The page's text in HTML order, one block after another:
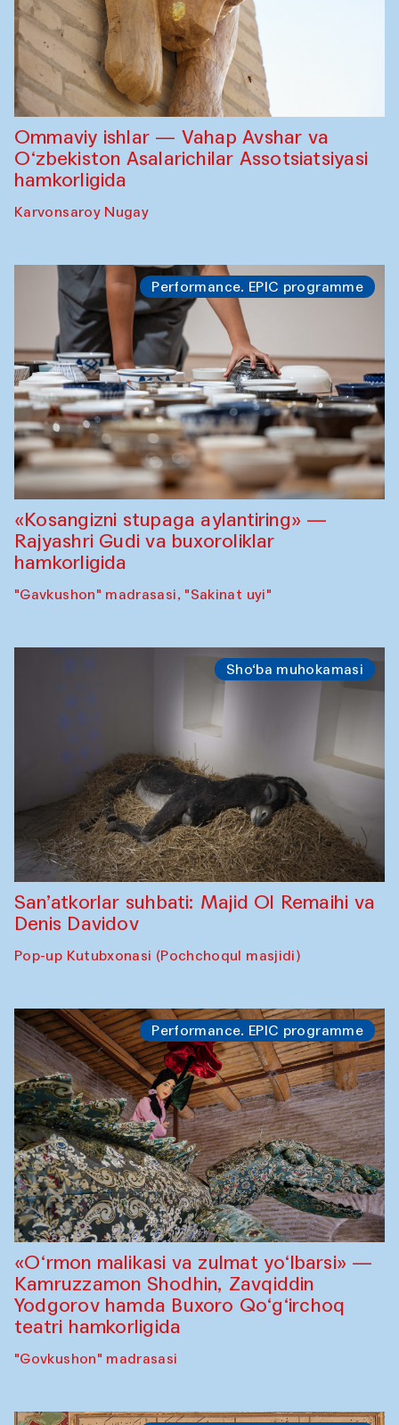
Ommaviy ishlar — Vahap Avshar va
O‘zbekiston Asalarichilar Assotsiatsiyasi
hamkorligida
Karvonsaroy Nugay
Performance. EPIC programme
«Kosangizni stupaga aylantiring» —
Rajyashri Gudi va buxoroliklar
hamkorligida
"Gavkushon" madrasasi, "Sakinat uyi"
Sho‘ba muhokamasi
San’atkorlar suhbati: Majid Ol Remaihi va
Denis Davidov
Pop-up Kutubxonasi (Pochchoqul masjidi)
Performance. EPIC programme
«O‘rmon malikasi va zulmat yo‘lbarsi» —
Kamruzzamon Shodhin, Zavqiddin
Yodgorov hamda Buxoro Qo‘g‘irchoq
teatri hamkorligida
"Govkushon" madrasasi